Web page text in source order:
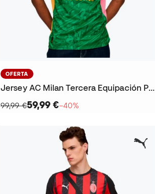
OFERTA
Jersey AC Milan Tercera Equipación Portero 2025-2026
99,99 €59,99 €−40%